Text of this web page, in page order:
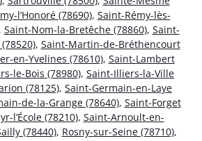
l’Honoré (78690), Saint-Rémy-lès-
Saint-Nom-la-Bretêche (78860), Saint-
, Saint-Martin-de-Bréthencourt
en-Yvelines (78610), Saint-Lambert
le-Bois (78980), Saint-Illiers-la-Ville
(78125), Saint-Germain-en-Laye
de-la-Grange (78640), Saint-Forget
l’École (78210), Saint-Arnoult-en-
(78440), Rosny-sur-Seine (78710),